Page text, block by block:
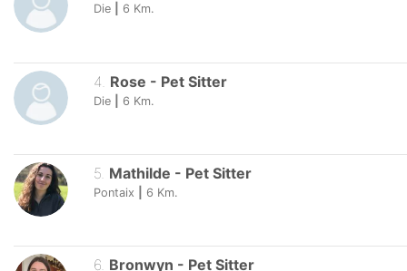
Die 6 Km.
4 Rose - Pet Sitter
Die 6 Km.
5 Mathilde - Pet Sitter
Pontaix 6 Km.
6. Bronwyn - Pet Sitter